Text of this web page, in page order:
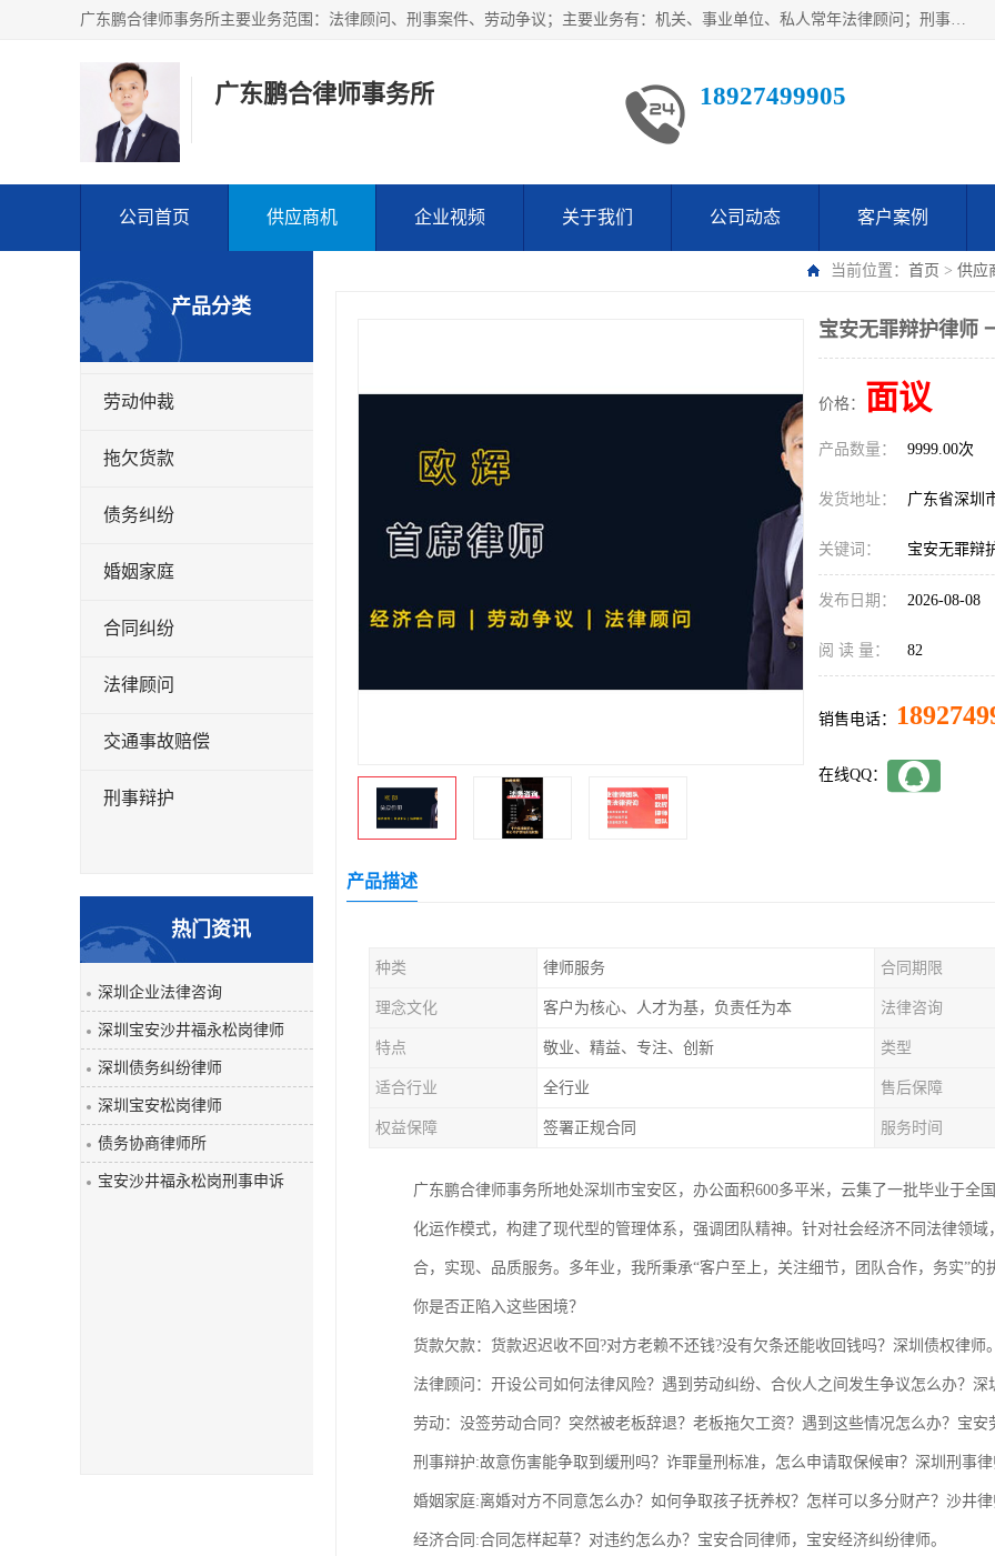
广东鹏合律师事务所主要业务范围：法律顾问、刑事案件、劳动争议；主要业务有：机关、事业单位、私人常年法律顾问；刑事案件辩护、案件代理、犯罪辩护、取保候审等法律事务；以及劳动合同、工伤、工资、辞退、开除等劳动法律事务；多年来，欧辉律师团队一直秉承“以信为本，以法为业”的执业理念，用自己的专业所长为当事人提供优质法律服务，深得当事人的一致好评及信赖。
广东鹏合律师事务所 18927499905
公司首页 供应商机 企业视频 关于我们 公司动态 客户案例
当前位置： 首页 > 供应
产品分类
劳动仲裁
拖欠货款
债务纠纷
婚姻家庭
合同纠纷
法律顾问
交通事故赔偿
刑事辩护
热门资讯
深圳企业法律咨询
深圳宝安沙井福永松岗律师
深圳债务纠纷律师
深圳宝安松岗律师
债务协商律师所
宝安沙井福永松岗刑事申诉
宝安无罪辩护律师
价格： 面议
产品数量： 9999.00次
发货地址： 广东省深圳
关键词： 宝安无罪辩
发布日期： 2026-08-08
阅 读 量： 82
销售电话：
在线QQ：
产品描述
种类 律师服务 合同期限
理念文化 客户为核心、人才为基，负责任为本 法律咨询
特点 敬业、精益、专注、创新 类型
适合行业 全行业 售后保障
权益保障 签署正规合同 服务时间
广东鹏合律师事务所地处深圳市宝安区，办公面积600多平米，云集了一批毕业于全
化运作模式，构建了现代型的管理体系，强调团队精神。针对社会经济不同法律领
合，实现、品质服务。多年业，我所秉承“客户至上，关注细节，团队合作，务实”
你是否正陷入这些困境？
货款欠款：货款迟迟收不回?对方老赖不还钱?没有欠条还能收回钱吗？深圳债权律师
法律顾问：开设公司如何法律风险？遇到劳动纠纷、合伙人之间发生争议怎么办？深
劳动：没签劳动合同？突然被老板辞退？老板拖欠工资？遇到这些情况怎么办？宝安
刑事辩护:故意伤害能争取到缓刑吗？诈罪量刑标准，怎么申请取保候审？深圳刑事
婚姻家庭:离婚对方不同意怎么办？如何争取孩子抚养权？怎样可以多分财产？沙井
经济合同:合同怎样起草？对违约怎么办？宝安合同律师，宝安经济纠纷律师。